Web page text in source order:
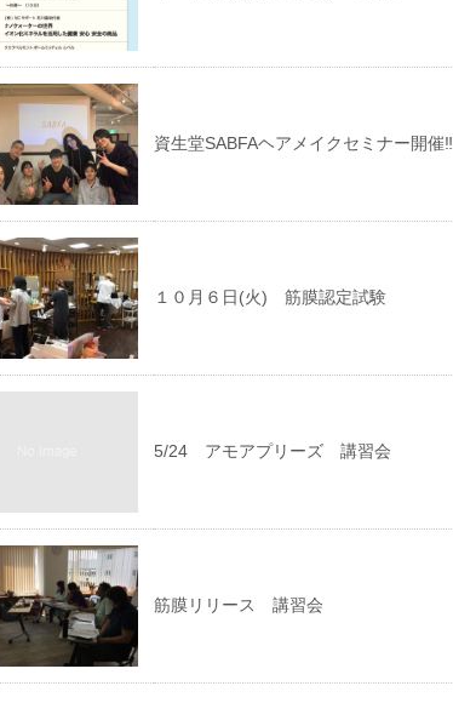
資生堂SABFAヘアメイクセミナー開催‼︎
１０月６日(火) 筋膜認定試験
5/24 アモアプリーズ 講習会
筋膜リリース 講習会